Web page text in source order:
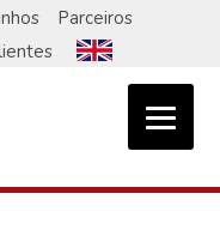
Parceiros